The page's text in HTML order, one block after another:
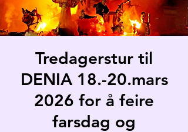
Tredagerstur til
DENIA 18.-20.mars
2026 for å feire
farsdag og